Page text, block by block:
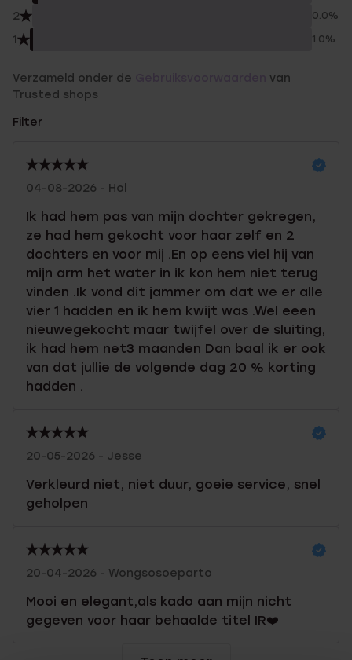
2 0.0%
1 1.0%
Verzameld onder de
van
Trusted shops
Filter
04-08-2026 - Hol
Ik had hem pas van mijn dochter gekregen,
ze had hem gekocht voor haar zelf en 2
dochters en voor mij .En op eens viel hij van
mijn arm het water in ik kon hem niet terug
vinden .Ik vond dit jammer om dat we er alle
vier 1 hadden en ik hem kwijt was .Wel eeen
nieuwegekocht maar twijfel over de sluiting,
ik had hem net3 maanden Dan baal ik er ook
van dat jullie de volgende dag 20 % korting
hadden .
20-05-2026 - Jesse
Verkleurd niet, niet duur, goeie service, snel
geholpen
20-04-2026 - Wongsosoeparto
Mooi en elegant,als kado aan mijn nicht
gegeven voor haar behaalde titel IR❤️